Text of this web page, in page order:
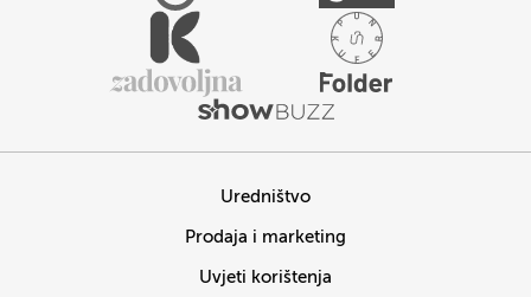
Uredništvo
Prodaja i marketing
Uvjeti korištenja